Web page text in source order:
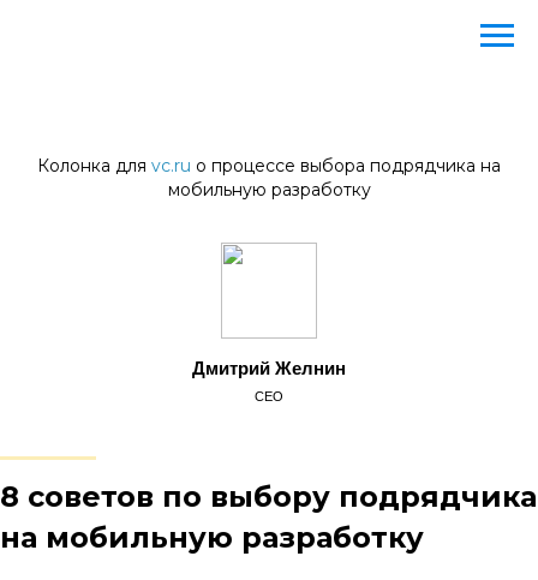
Колонка для vc.ru о процессе выбора подрядчика на
мобильную разработку
Дмитрий Желнин
CEO
8 советов по выбору подрядчика
на мобильную разработку